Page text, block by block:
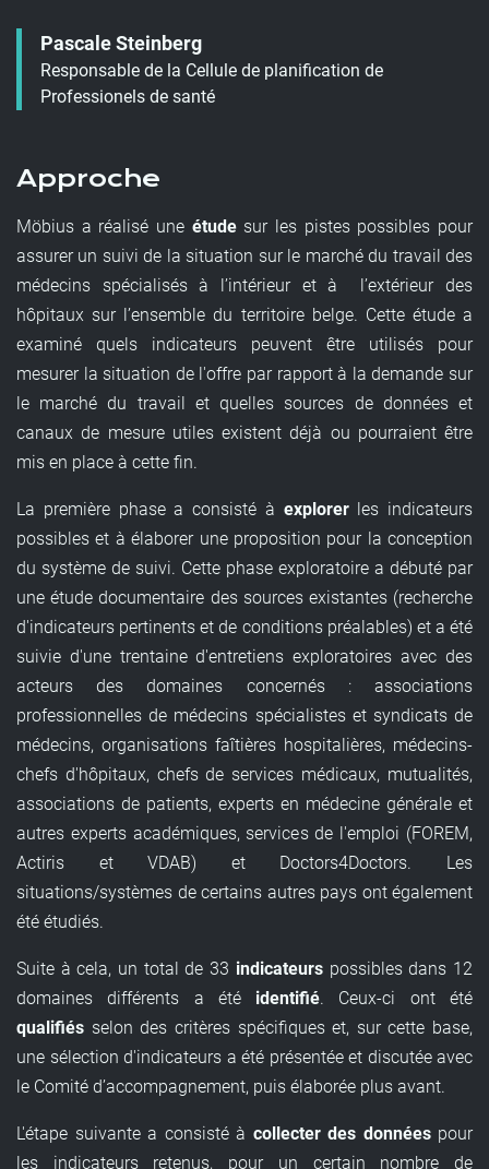
Pascale Steinberg
Responsable de la Cellule de planification de
Professionels de santé
Approche
Möbius a réalisé une étudesur les pistes possibles pour
assurer un suivi de la situation sur le marché du travail des
médecins spécialisés à l’intérieur et à l’extérieur des
hôpitaux sur l’ensemble du territoire belge. Cette étude a
examiné quels indicateurs peuvent être utilisés pour
mesurer la situation de l'offre par rapport à la demande sur
le marché du travail et quelles sources de données et
canaux de mesure utiles existent déjà ou pourraient être
mis en place à cette fin.
La première phase a consisté à explorerles indicateurs
possibles et à élaborer une proposition pour la conception
du système de suivi. Cette phase exploratoire a débuté par
une étude documentaire des sources existantes (recherche
d'indicateurs pertinents et de conditions préalables) et a été
suivie d'une trentaine d'entretiens exploratoires avec des
acteurs des domaines concernés : associations
professionnelles de médecins spécialistes et syndicats de
médecins, organisations faîtières hospitalières, médecins-
chefs d'hôpitaux, chefs de services médicaux, mutualités,
associations de patients, experts en médecine générale et
autres experts académiques, services de l'emploi (FOREM,
Actiris et VDAB) et Doctors4Doctors. Les
situations/systèmes de certains autres pays ont également
été étudiés.
Suite à cela, un total de 33 indicateurspossibles dans 12
domaines différents a été identifié. Ceux-ci ont été
qualifiés selon des critères spécifiques et, sur cette base,
une sélection d'indicateurs a été présentée et discutée avec
le Comité d’accompagnement, puis élaborée plus avant.
L'étape suivante a consisté à collecter des donnéespour
les indicateurs retenus, pour un certain nombre de